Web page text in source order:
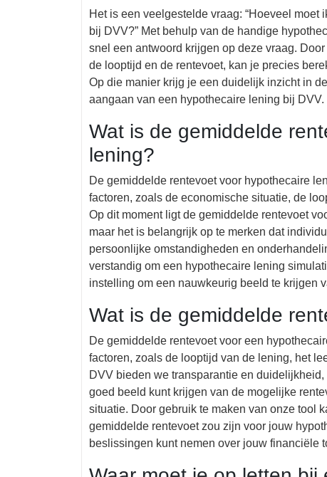
Het is een veelgestelde vraag: “Hoeveel
bij DVV?” Met behulp van de handige
snel een antwoord krijgen op deze vraag.
de looptijd en de rentevoet, kan je precies
Op die manier krijg je een duidelijk inzicht in
aangaan van een hypothecaire lening bij DVV.
Wat is de gemiddelde
lening?
De gemiddelde rentevoet voor hypothecaire
factoren, zoals de economische situatie, de
Op dit moment ligt de gemiddelde rentevoet
maar het is belangrijk op te merken dat
persoonlijke omstandigheden en
verstandig om een hypothecaire lening
instelling om een nauwkeurig beeld te krijgen
Wat is de gemiddelde
De gemiddelde rentevoet voor een
factoren, zoals de looptijd van de lening, het
DVV bieden we transparantie en
goed beeld kunt krijgen van de mogelijke
situatie. Door gebruik te maken van onze tool
gemiddelde rentevoet zou zijn voor jouw
beslissingen kunt nemen over jouw financiële